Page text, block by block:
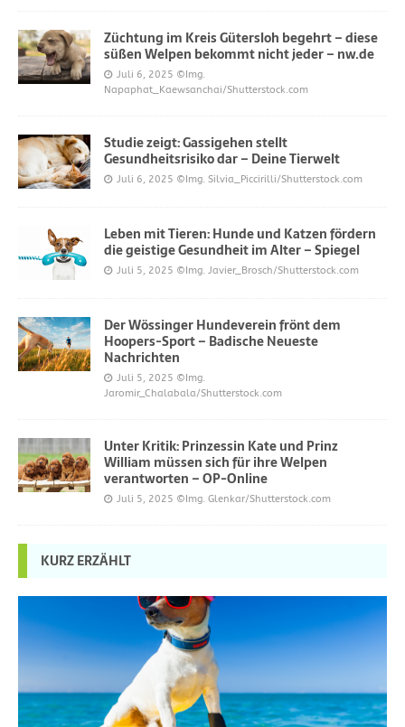
Züchtung im Kreis Gütersloh begehrt – diese
süßen Welpen bekommt nicht jeder – nw.de
Juli 6, 2025 ©Img.
Napaphat_Kaewsanchai/Shutterstock.com
Studie zeigt: Gassigehen stellt
Gesundheitsrisiko dar – Deine Tierwelt
Juli 6, 2025 ©Img. Silvia_Piccirilli/Shutterstock.com
Leben mit Tieren: Hunde und Katzen fördern
die geistige Gesundheit im Alter – Spiegel
Juli 5, 2025 ©Img. Javier_Brosch/Shutterstock.com
Der Wössinger Hundeverein frönt dem
Hoopers-Sport – Badische Neueste
Nachrichten
Juli 5, 2025 ©Img.
Jaromir_Chalabala/Shutterstock.com
Unter Kritik: Prinzessin Kate und Prinz
William müssen sich für ihre Welpen
verantworten – OP-Online
Juli 5, 2025 ©Img. Glenkar/Shutterstock.com
KURZ ERZÄHLT